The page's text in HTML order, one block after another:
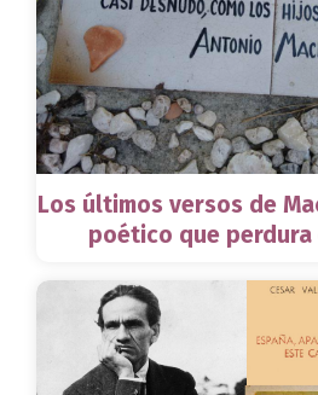
Los últimos versos de
poético que